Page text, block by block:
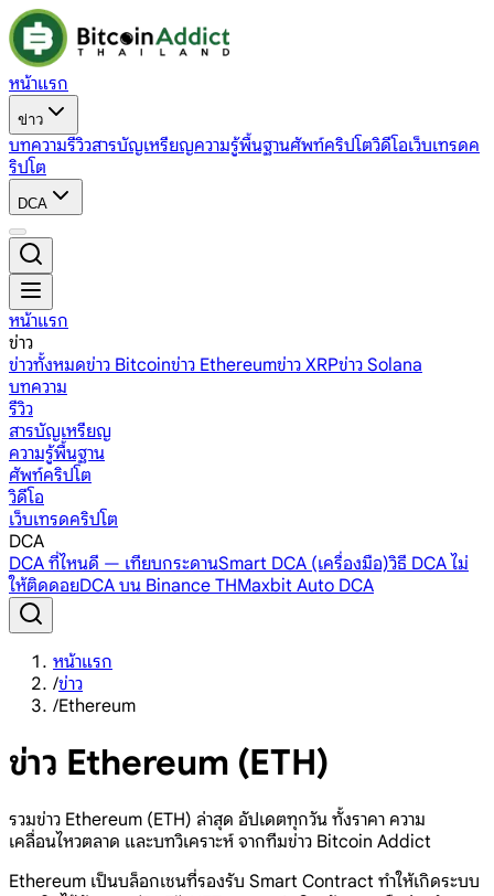
หน้าแรก
ข่าว
บทความรีวิวสารบัญเหรียญความรู้พื้นฐานศัพท์คริปโตวิดีโอเว็บเทรดค
ริปโต
DCA
หน้าแรก
ข่าว
ข่าวทั้งหมดข่าว Bitcoinข่าว Ethereumข่าว XRPข่าว Solana
บทความ
รีวิว
สารบัญเหรียญ
ความรู้พื้นฐาน
ศัพท์คริปโต
วิดีโอ
เว็บเทรดคริปโต
DCA
DCA ที่ไหนดี — เทียบกระดานSmart DCA (เครื่องมือ)วิธี DCA ไม่
ให้ติดดอยDCA บน Binance THMaxbit Auto DCA
หน้าแรก
/ข่าว
/Ethereum
ข่าว Ethereum (ETH)
รวมข่าว Ethereum (ETH) ล่าสุด อัปเดตทุกวัน ทั้งราคา ความ
เคลื่อนไหวตลาด และบทวิเคราะห์ จากทีมข่าว Bitcoin Addict
Ethereum เป็นบล็อกเชนที่รองรับ Smart Contract ทำให้เกิดระบบ